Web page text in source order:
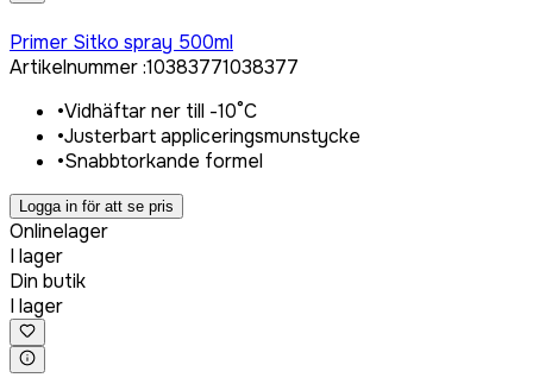
Primer Sitko spray 500ml
Artikelnummer:10383771038377
•Vidhäftar ner till -10°C
•Justerbart appliceringsmunstycke
•Snabbtorkande formel
Logga in för att se pris
Onlinelager
I lager
Din butik
I lager